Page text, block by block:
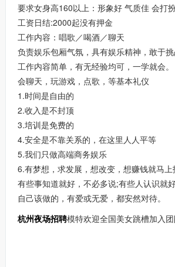
要求女身高160以上：形象好 气质佳 会打
工资日结:2000起没有押金
工作内容：唱歌／喝酒／聊天
负责娱乐包厢气氛，具有娱乐精神，敢于挑
工作内容简单，有无经验均可，一学就会。
会聊天，玩游戏，点歌，等基本礼仪
1.时间是自由的
2.收入是不封顶
3.培训是免费的
4.安全是不靠关系的，在这里人人平等
5.我们只做高端商务娱乐
6.有梦想，求发展，想改变，想赚钱就马上
有些事知道就好，不必多说;有些人认识就
自己该做的，有爱或无爱，都安然对待。
杭州夜场招聘模特欢迎全国美女跳槽加入